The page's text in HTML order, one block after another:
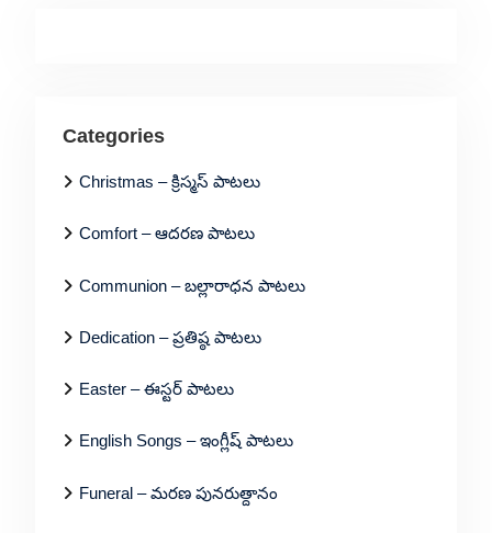
Categories
Christmas – క్రిస్మస్ పాటలు
Comfort – ఆదరణ పాటలు
Communion – బల్లారాధన పాటలు
Dedication – ప్రతిష్ఠ పాటలు
Easter – ఈస్టర్ పాటలు
English Songs – ఇంగ్లీష్ పాటలు
Funeral – మరణ పునరుత్దానం